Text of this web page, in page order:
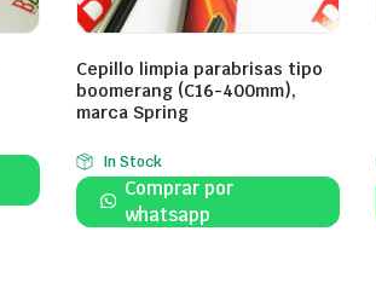
Cepillo limpia parabrisas tipo
boomerang (C16-400mm),
marca Spring
In Stock
Comprar por
whatsapp